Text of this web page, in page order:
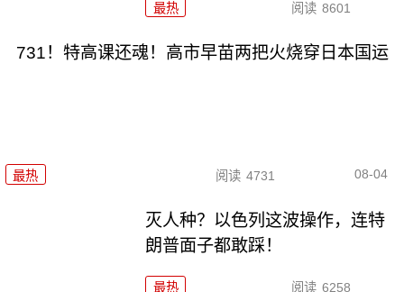
最热 阅读 8601
731！特高课还魂！高市早苗两把火烧穿日本国运
最热 阅读 4731 08-04
灭人种？以色列这波操作，连特
朗普面子都敢踩！
最热 阅读 6258